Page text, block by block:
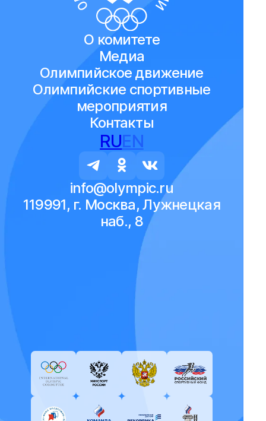
О комитете
Медиа
Олимпийское движение
Олимпийские спортивные
мероприятия
Контакты
RUEN
info@olympic.ru
119991, г. Москва, Лужнецкая
наб., 8